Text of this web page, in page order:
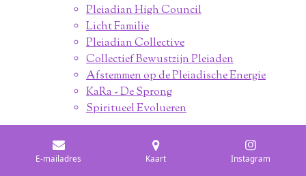
Pleiadian High Council
Licht Familie
Pleiadian Collective
Collectief Bewustzijn Pleiaden
Afstemmen op de Pleiadische Energie
KaRa - De Sprong
Spiritueel Evolueren
Sirius Aartsengelen
E-mailadres Kaart Instagram